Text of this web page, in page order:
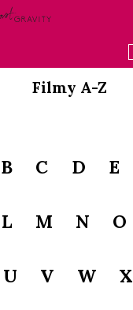
Filmy A-Z
B C D E
L M N O
U V W X